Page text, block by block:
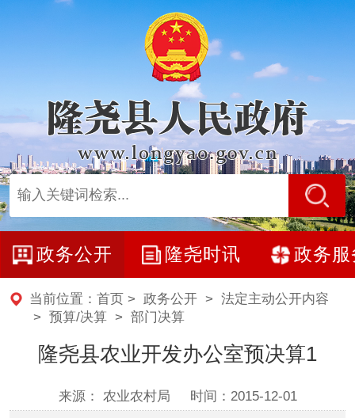
政务公开 隆尧时讯 政务服
当前位置： 首页 > 政务公开> 法定主动公开内容
> 预算/决算> 部门决算
隆尧县农业开发办公室预决算1
来源： 农业农村局 时间：2015-12-01